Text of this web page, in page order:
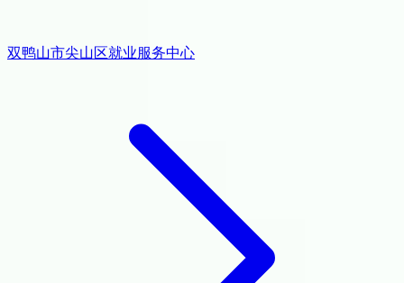
双鸭山市尖山区就业服务中心